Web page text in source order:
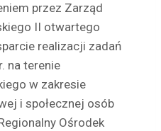
przez Zarząd
II otwartego
realizacji zadań
na terenie
w zakresie
i społecznej osób
Ośrodek